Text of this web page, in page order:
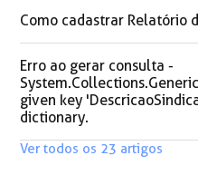
Como cadastrar Relatório
Erro ao gerar consulta -
given key
dictionary.
Ver todos os 23 artigos